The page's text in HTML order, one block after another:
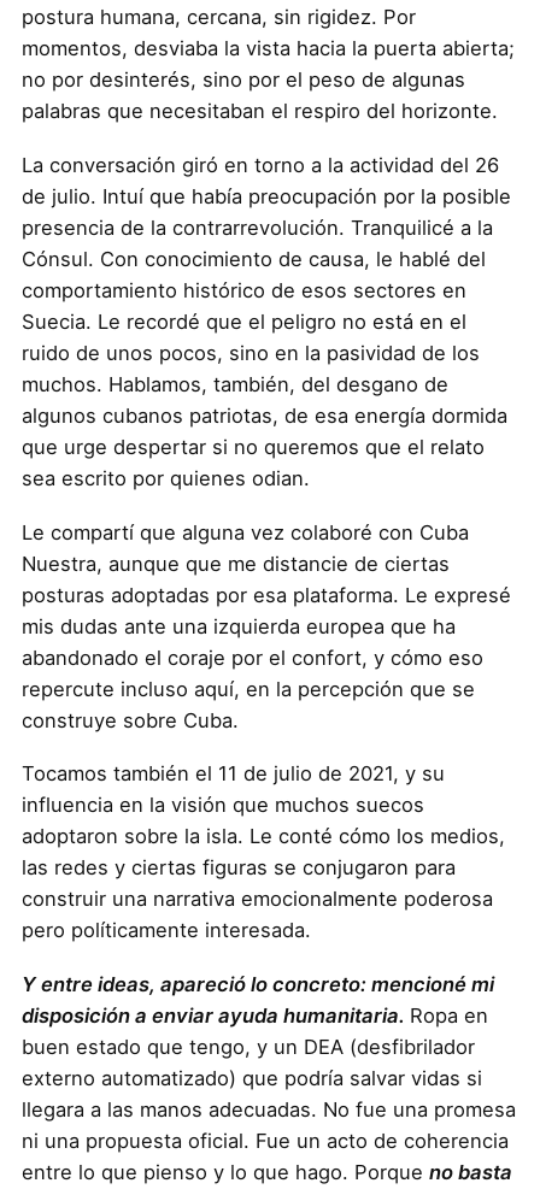
postura humana, cercana, sin rigidez. Por
momentos, desviaba la vista hacia la puerta abierta;
no por desinterés, sino por el peso de algunas
palabras que necesitaban el respiro del horizonte.
La conversación giró en torno a la actividad del 26
de julio. Intuí que había preocupación por la posible
presencia de la contrarrevolución. Tranquilicé a la
Cónsul. Con conocimiento de causa, le hablé del
comportamiento histórico de esos sectores en
Suecia. Le recordé que el peligro no está en el
ruido de unos pocos, sino en la pasividad de los
muchos. Hablamos, también, del desgano de
algunos cubanos patriotas, de esa energía dormida
que urge despertar si no queremos que el relato
sea escrito por quienes odian.
Le compartí que alguna vez colaboré con Cuba
Nuestra, aunque que me distancie de ciertas
posturas adoptadas por esa plataforma. Le expresé
mis dudas ante una izquierda europea que ha
abandonado el coraje por el confort, y cómo eso
repercute incluso aquí, en la percepción que se
construye sobre Cuba.
Tocamos también el 11 de julio de 2021, y su
influencia en la visión que muchos suecos
adoptaron sobre la isla. Le conté cómo los medios,
las redes y ciertas figuras se conjugaron para
construir una narrativa emocionalmente poderosa
pero políticamente interesada.
Y entre ideas, apareció lo concreto: mencioné mi
disposición a enviar ayuda humanitaria. Ropa en
buen estado que tengo, y un DEA (desfibrilador
externo automatizado) que podría salvar vidas si
llegara a las manos adecuadas. No fue una promesa
ni una propuesta oficial. Fue un acto de coherencia
entre lo que pienso y lo que hago. Porque no basta